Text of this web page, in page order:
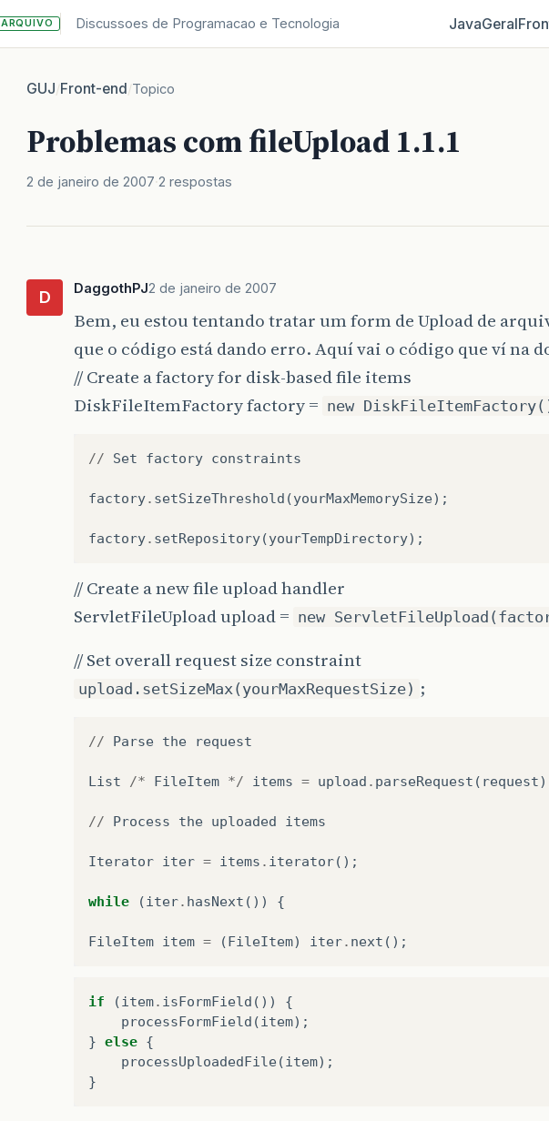
ARQUIVO Discussoes de Programacao e Tecnologia JavaGeral
GUJ/Front-end/Topico
Problemas com fileUpload 1.1.1
2 de janeiro de 2007 2 respostas
D DaggothPJ2 de janeiro de 2007
Bem, eu estou tentando tratar um form de Upload de
que o código está dando erro. Aquí vai o código que ví na
// Create a factory for disk-based file items
DiskFileItemFactory factory = new
// Set factory constraints
factory. setSizeThreshold (yourMaxMemorySize);
factory. setRepository(yourTempDirectory);
// Create a new file upload handler
ServletFileUpload upload = new
// Set overall request size constraint
upload.setSizeMax(yourMaxRequestSize) ;
// Parse the request
List /* FileItem */ items = upload . parseRequest ( request
// Process the uploaded items
Iterator iter = items . iterator();
while (iter. hasNext ()) {
FileItem item = (FileItem) iter. next ();
if (item. isFormField ())
{
processFormField (item);
} else {
processUploadedFile(item);
}